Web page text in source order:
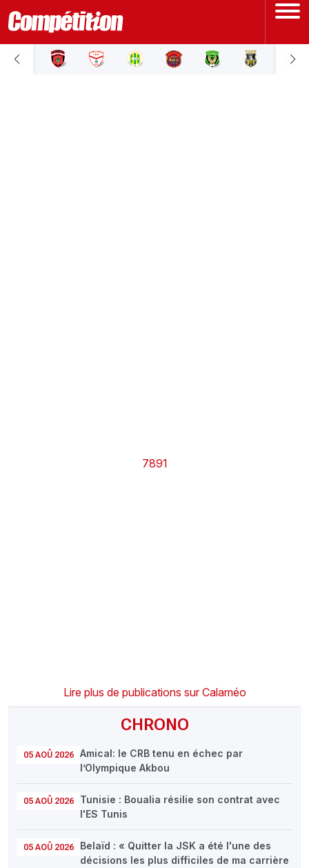
ACCUEIL
CHRONO
05 AOÛ 2026
Amical: le CRB tenu en échec par
l’Olympique Akbou
05 AOÛ 2026
Tunisie : Boualia résilie son contrat avec
l'ES Tunis
05 AOÛ 2026
Belaïd : « Quitter la JSK a été l'une des
décisions les plus difficiles de ma carrière
7891
Lire plus de publications sur Calaméo